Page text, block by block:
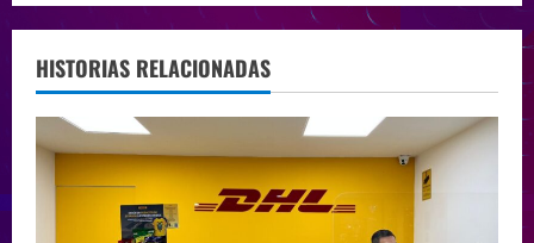
HISTORIAS RELACIONADAS